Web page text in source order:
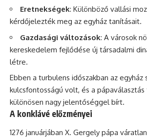
Eretnekségek: Különböző vallási
kérdőjelezték meg az egyház tanításait.
Gazdasági változások: A városok
kereskedelem fejlődése új társadalmi
létre.
Ebben a turbulens időszakban az egyház
kulcsfontosságú volt, és a
különösen nagy jelentőséggel bírt.
A konklávé előzményei
1276 januárjában X. Gergely pápa